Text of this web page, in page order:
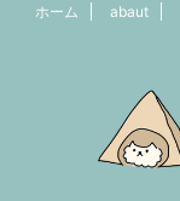
ホーム abaut